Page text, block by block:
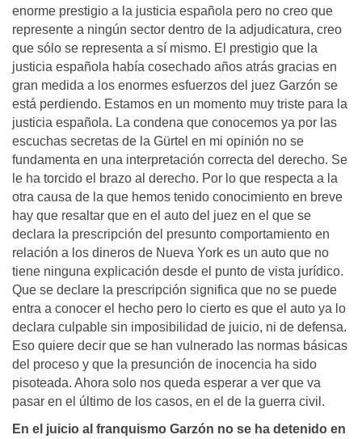
enorme prestigio a la justicia española pero no creo que
represente a ningún sector dentro de la adjudicatura, creo
que sólo se representa a sí mismo. El prestigio que la
justicia española había cosechado años atrás gracias en
gran medida a los enormes esfuerzos del juez Garzón se
está perdiendo. Estamos en un momento muy triste para la
justicia española. La condena que conocemos ya por las
escuchas secretas de la Gürtel en mi opinión no se
fundamenta en una interpretación correcta del derecho. Se
le ha torcido el brazo al derecho. Por lo que respecta a la
otra causa de la que hemos tenido conocimiento en breve
hay que resaltar que en el auto del juez en el que se
declara la prescripción del presunto comportamiento en
relación a los dineros de Nueva York es un auto que no
tiene ninguna explicación desde el punto de vista jurídico.
Que se declare la prescripción significa que no se puede
entra a conocer el hecho pero lo cierto es que el auto ya lo
declara culpable sin imposibilidad de juicio, ni de defensa.
Eso quiere decir que se han vulnerado las normas básicas
del proceso y que la presunción de inocencia ha sido
pisoteada. Ahora solo nos queda esperar a ver que va
pasar en el último de los casos, en el de la guerra civil.
En el juicio al franquismo Garzón no se ha detenido en